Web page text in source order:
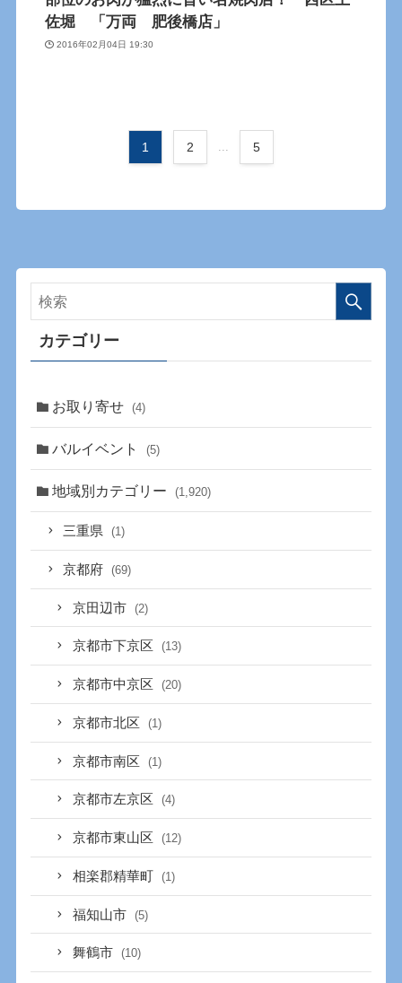
佐堀 「万両 肥後橋店」
2016年02月04日 19:30
1 2 5
カテゴリー
お取り寄せ (4)
バルイベント (5)
地域別カテゴリー (1,920)
三重県 (1)
京都府 (69)
京田辺市 (2)
京都市下京区 (13)
京都市中京区 (20)
京都市北区 (1)
京都市南区 (1)
京都市左京区 (4)
京都市東山区 (12)
相楽郡精華町 (1)
福知山市 (5)
舞鶴市 (10)